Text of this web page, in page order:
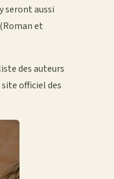
seront aussi
et
des auteurs
officiel des